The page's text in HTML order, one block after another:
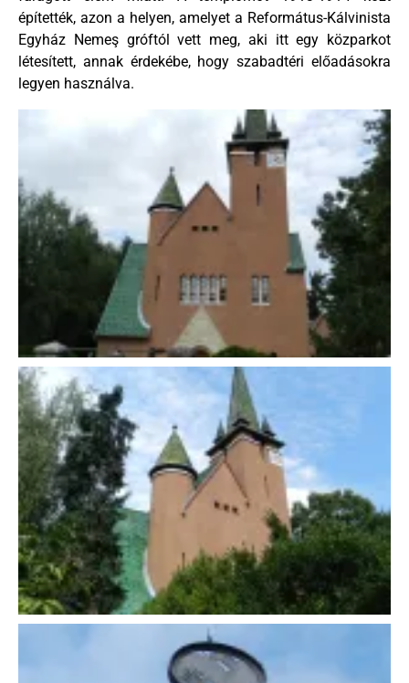
építették, azon a helyen, amelyet a Református-Kálvinista
Egyház Nemeş gróftól vett meg, aki itt egy közparkot
létesített, annak érdekébe, hogy szabadtéri előadásokra
legyen használva.